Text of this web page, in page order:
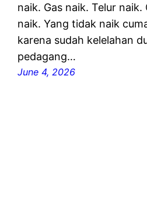
naik. Gas naik. Telur
naik. Yang tidak naik
karena sudah kelelahan
pedagang…
June 4, 2026